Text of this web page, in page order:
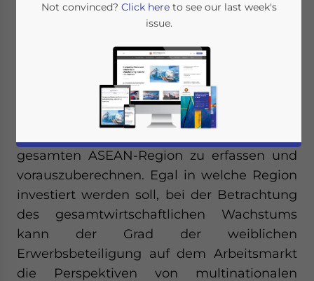
beschäftigt sich ASEAN Briefing weiter mit
Arbeitsmärkten.
Es ist für ausländische Investoren und
internationale Unternehmen wichtig, die
gesamten ASEAN-Region zu erfassen und
vorauszuberechnen. Egal in welche Region
investiert werden soll, bei der Betrachtung
des gesamtwirtschaftlichen Wachstums
kann der Grad der weiblichen
Erwerbsbeteiligung auf dem Arbeitsmarkt
die Perspektiven von multinationalen
Not convinced? Click hereto see our last week's
issue.